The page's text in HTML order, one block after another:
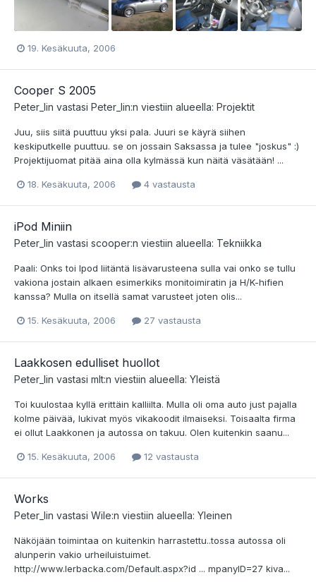
19. Kesäkuuta, 2006
Cooper S 2005
Peter_lin vastasi Peter_lin:n viestiin alueella: Projektit
Juu, siis siitä puuttuu yksi pala. Juuri se käyrä siihen
keskiputkelle puuttuu. se on jossain Saksassa ja tulee "joskus" :)
Projektijuomat pitää aina olla kylmässä kun näitä väsätään! ...
18. Kesäkuuta, 2006 4 vastausta
iPod Miniin
Peter_lin vastasi scooper:n viestiin alueella: Tekniikka
Paali: Onks toi Ipod liitäntä lisävarusteena sulla vai onko se tullu
vakiona jostain alkaen esimerkiks monitoimiratin ja H/K-hifien
kanssa? Mulla on itsellä samat varusteet joten olis...
15. Kesäkuuta, 2006 27 vastausta
Laakkosen edulliset huollot
Peter_lin vastasi mlt:n viestiin alueella: Yleistä
Toi kuulostaa kyllä erittäin kalliilta. Mulla oli oma auto just pajalla
kolme päivää, lukivat myös vikakoodit ilmaiseksi. Toisaalta firma
ei ollut Laakkonen ja autossa on takuu. Olen kuitenkin saanu...
15. Kesäkuuta, 2006 12 vastausta
Works
Peter_lin vastasi Wile:n viestiin alueella: Yleinen
Näköjään toimintaa on kuitenkin harrastettu..tossa autossa oli
alunperin vakio urheiluistuimet.
http://www.lerbacka.com/Default.aspx?id ... mpanyID=27 kiva...